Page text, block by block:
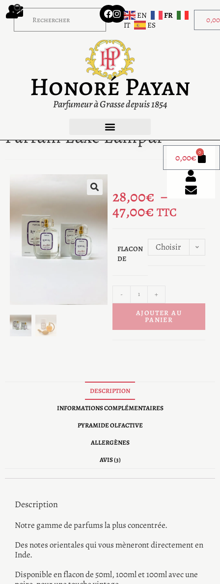
0,00
EN
FR
IT
ES
Honoré Payan
Parfumeur à Grasse depuis 1854
0,00€ 0
Parfum Luxe Lumpur
28,00€ –
47,00€ TTC
FLACON
DE
Choisir
- +
AJOUTER AU
PANIER
DESCRIPTION
INFORMATIONS COMPLÉMENTAIRES
PYRAMIDE OLFACTIVE
ALLERGÈNES
AVIS (3)
Description
Notre gamme de parfums la plus concentrée.
Des notes orientales qui vous mèneront directement en
Inde.
Disponible en flacon de 50ml, 100ml et 100ml avec une